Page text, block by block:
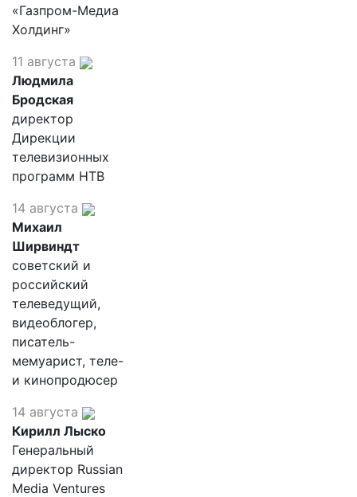
«Газпром-Медиа
Холдинг»
11 августа
Людмила
Бродская
директор
Дирекции
телевизионных
программ НТВ
14 августа
Михаил
Ширвиндт
советский и
российский
телеведущий,
видеоблогер,
писатель-
мемуарист, теле-
и кинопродюсер
14 августа
Кирилл Лыско
Генеральный
директор Russian
Media Ventures